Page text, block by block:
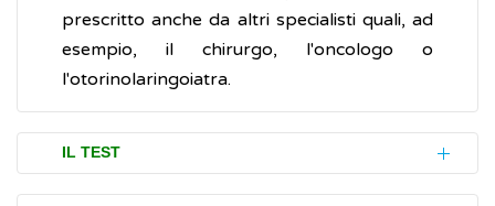
prescritto anche da altri specialisti quali, ad
esempio, il chirurgo, l'oncologo o
l'otorinolaringoiatra.
IL TEST